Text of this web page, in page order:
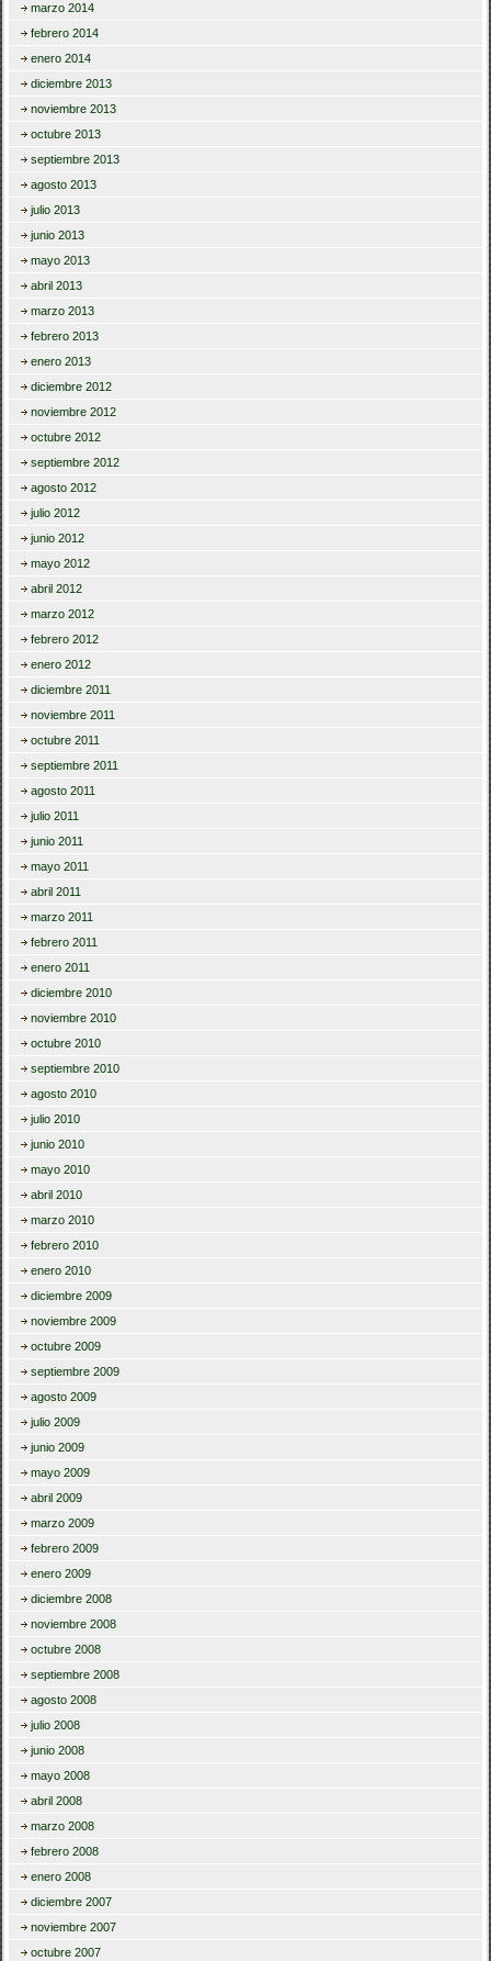
marzo 2014
febrero 2014
enero 2014
diciembre 2013
noviembre 2013
octubre 2013
septiembre 2013
agosto 2013
julio 2013
junio 2013
mayo 2013
abril 2013
marzo 2013
febrero 2013
enero 2013
diciembre 2012
noviembre 2012
octubre 2012
septiembre 2012
agosto 2012
julio 2012
junio 2012
mayo 2012
abril 2012
marzo 2012
febrero 2012
enero 2012
diciembre 2011
noviembre 2011
octubre 2011
septiembre 2011
agosto 2011
julio 2011
junio 2011
mayo 2011
abril 2011
marzo 2011
febrero 2011
enero 2011
diciembre 2010
noviembre 2010
octubre 2010
septiembre 2010
agosto 2010
julio 2010
junio 2010
mayo 2010
abril 2010
marzo 2010
febrero 2010
enero 2010
diciembre 2009
noviembre 2009
octubre 2009
septiembre 2009
agosto 2009
julio 2009
junio 2009
mayo 2009
abril 2009
marzo 2009
febrero 2009
enero 2009
diciembre 2008
noviembre 2008
octubre 2008
septiembre 2008
agosto 2008
julio 2008
junio 2008
mayo 2008
abril 2008
marzo 2008
febrero 2008
enero 2008
diciembre 2007
noviembre 2007
octubre 2007